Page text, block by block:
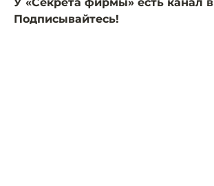
Подписывайтесь!